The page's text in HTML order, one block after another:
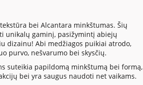
bei Alcantara minkštumas. Šių
unikalų gaminį, pasižymintį abiejų
dizainu! Abi medžiagos puikiai atrodo,
purvo, nešvarumo bei skysčių.
suteikia papildomą minkštumą bei formą,
bei yra saugus naudoti net vaikams.